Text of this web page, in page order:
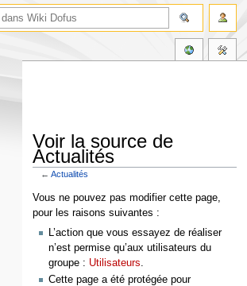
Voir la source de
Actualités
←Actualités
Aller
à
navigation
Aller
à
recherche
Vous ne pouvez pas modifier cette page,
pour les raisons suivantes :
L’action que vous essayez de réaliser
n’est permise qu’aux utilisateurs du
groupe : Utilisateurs.
Cette page a été protégée pour